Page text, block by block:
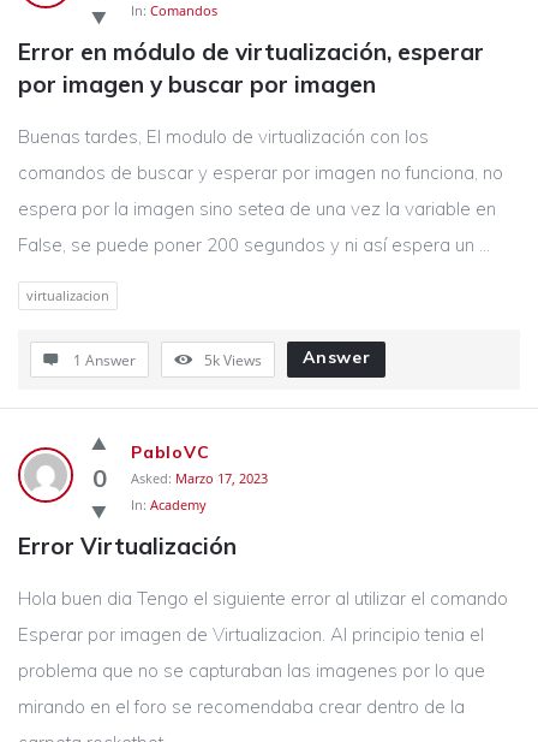
In: Comandos
Error en módulo de virtualización, esperar
por imagen y buscar por imagen
Buenas tardes, El modulo de virtualización con los
comandos de buscar y esperar por imagen no funciona, no
espera por la imagen sino setea de una vez la variable en
False, se puede poner 200 segundos y ni así espera un ...
virtualizacion
1 Answer 5kViews Answer
0
PabloVC
Asked: Marzo 17, 2023
In: Academy
Error Virtualización
Hola buen dia Tengo el siguiente error al utilizar el comando
Esperar por imagen de Virtualizacion. Al principio tenia el
problema que no se capturaban las imagenes por lo que
mirando en el foro se recomendaba crear dentro de la